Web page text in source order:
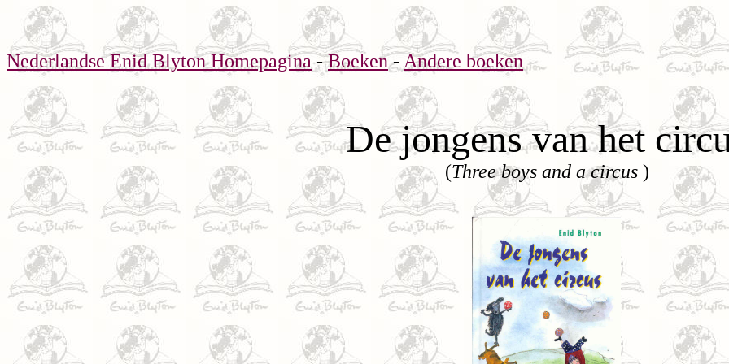
Nederlandse Enid Blyton Homepagina-Boeken-Andere boeken
De jongens van het
(Three boys and a circus )